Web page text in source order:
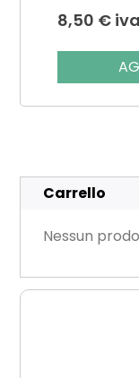
8,50 €
Carrello
Nessun